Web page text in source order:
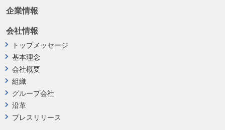
企業情報
会社情報
トップメッセージ
基本理念
会社概要
組織
グループ会社
沿革
プレスリリース